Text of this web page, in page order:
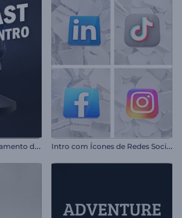
I
ntrodução para Lançamento de Podcast I
ntro com Ícones de Redes Sociais